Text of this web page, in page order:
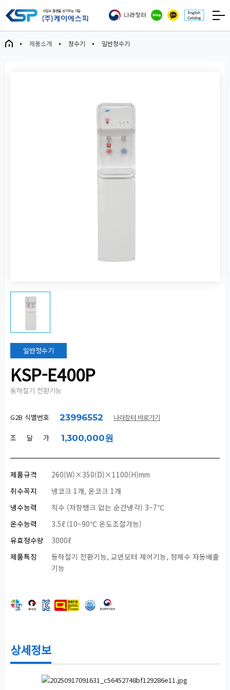
제품소개 정수기 일반정수기
일반정수기
KSP-E400P
동하절기 전환기능
G2B 식별번호 23996552 나라장터 바로가기
조 달 가 1,300,000원
제품규격
260(W)×350(D)×1100(H)mm
취수꼭지
냉코크 1개, 온코크 1개
냉수능력
직수 (저장탱크 없는 순간냉각) 3~7℃
온수능력
3.5ℓ (10~90℃ 온도조절가능)
유효정수량
3000ℓ
제품특징
동하절기 전환기능, 교반모터 제어기능, 정체수 자동배출
기능
상세정보